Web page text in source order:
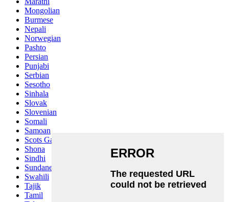
Mongolian
Burmese
Nepali
Norwegian
Pashto
Persian
Punjabi
Serbian
Sesotho
Sinhala
Slovak
Slovenian
Somali
Samoan
Scots Gaelic
Shona
Sindhi
Sundanese
Swahili
Tajik
Tamil